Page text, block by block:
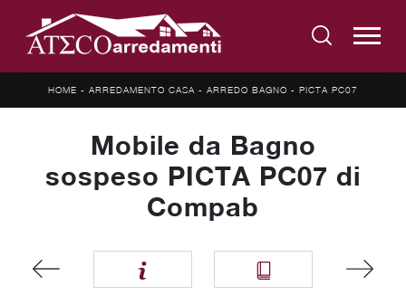
HOME - ARREDAMENTO CASA - ARREDO BAGNO - PICTA PC07
Mobile da Bagno
sospeso PICTA PC07 di
Compab